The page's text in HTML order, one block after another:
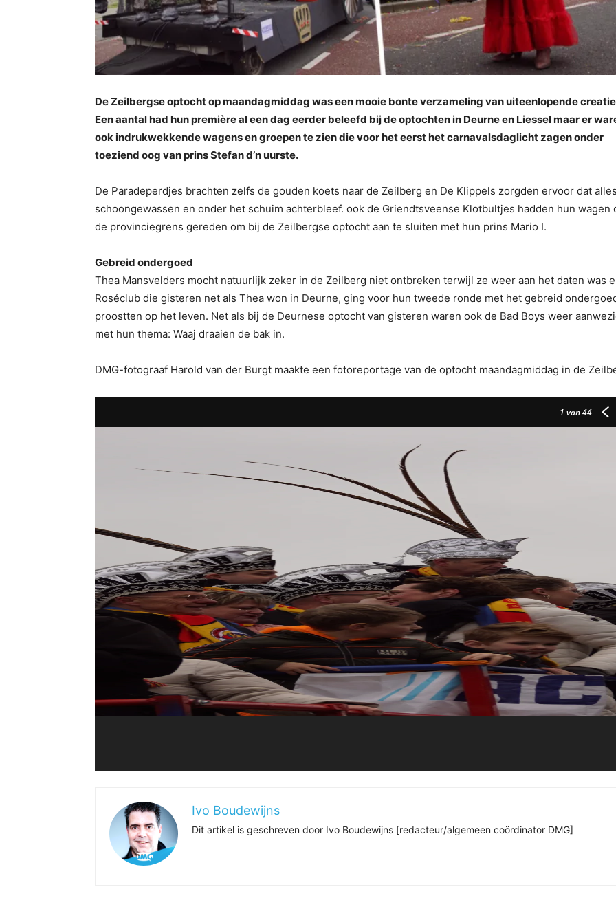
De Zeilbergse optocht op maandagmiddag was een mooie bonte verzameling van uiteenlopende
Een aantal had hun première al een dag eerder beleefd bij de optochten in Deurne en Liessel maar er
ook indrukwekkende wagens en groepen te zien die voor het eerst het carnavalsdaglicht zagen onder
toeziend oog van prins Stefan d’n uurste.
De Paradeperdjes brachten zelfs de gouden koets naar de Zeilberg en De Klippels zorgden ervoor dat alles
schoongewassen en onder het schuim achterbleef. ook de Griendtsveense Klotbultjes hadden hun wagen
de provinciegrens gereden om bij de Zeilbergse optocht aan te sluiten met hun prins Mario I.
Gebreid ondergoed
Thea Mansvelders mocht natuurlijk zeker in de Zeilberg niet ontbreken terwijl ze weer aan het daten was
Roséclub die gisteren net als Thea won in Deurne, ging voor hun tweede ronde met het gebreid
proostten op het leven. Net als bij de Deurnese optocht van gisteren waren ook de Bad Boys weer
met hun thema: Waaj draaien de bak in.
DMG-fotograaf Harold van der Burgt maakte een fotoreportage van de optocht maandagmiddag in de
1 van 44
Ivo Boudewijns
Dit artikel is geschreven door Ivo Boudewijns [redacteur/algemeen coördinator DMG]